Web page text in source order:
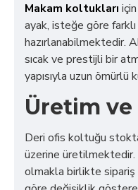
Makam koltukları
ayak, isteğe göre
hazırlanabilmektedir.
sıcak ve prestijli bir
yapısıyla uzun ömürlü
Üretim
Deri ofis koltuğu
üzerine
olmakla birlikte sipariş